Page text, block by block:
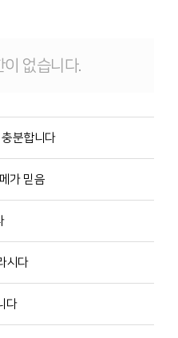
없습니다.
분합니다
가 믿음
시다
다